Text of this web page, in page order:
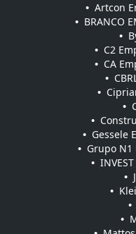
• Artcon
• BRANCO
•
• C2
• CA
•
•
•
•
• Gessele
• Grupo
•
•
•
•
•